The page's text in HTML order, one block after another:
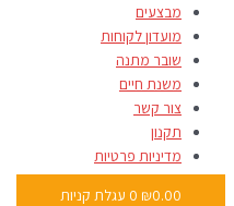
מבצעים
מועדון לקוחות
שובר מתנה
משנת חיים
צור קשר
תקנון
מדיניות פרטיות
₪0.00
0 עגלת קניות